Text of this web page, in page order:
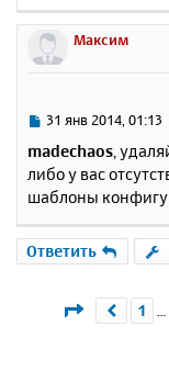
Максим
С
о
б
щ
н
и
31 янв 2014, 01:13
madechaos,
либо у вас
шаблоны
Ответить
СтраницаПред.
1